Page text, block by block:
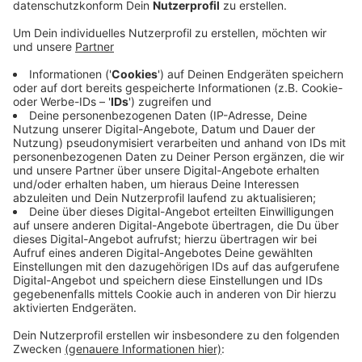
Veröffentlicht:Dienstag, 14.04.2020 05:00
Anzeige
Wir haben so viel positive Resonanz für unseren 90er-
und 80er-Tag und das OSTERFESTival erhalten.
Deshalb wollen wir uns mit dem "Wunsch-Hit-
Wochenende" bei euch bedanken. Aktuelle Hits,
Klassiker und lange nicht gehörte Songs: Was soll es
sein? Musik verbindet - auch mit Abstand. Wir sind für
euch da. Grüßt eure Liebsten und erzählt uns die
Geschichten zu euren Lieblingssongs.
Anzeige
Anzeige